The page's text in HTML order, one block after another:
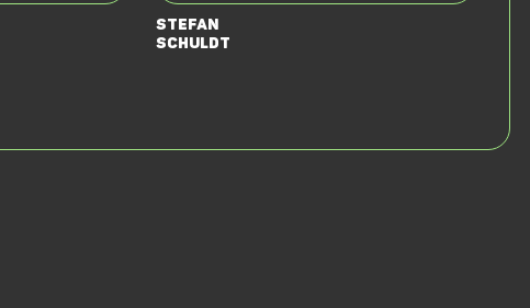
Stefan
Schuldt